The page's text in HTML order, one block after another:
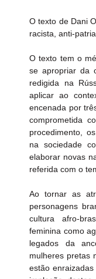
O texto de Dani
racista, anti-
O texto tem o
se apropriar da
redigida na
aplicar ao
encenada por
comprometida
procedimento,
na sociedade
elaborar novas
referida com o
Ao tornar as
personagens
cultura afro-
feminina como
legados da
mulheres pretas
estão